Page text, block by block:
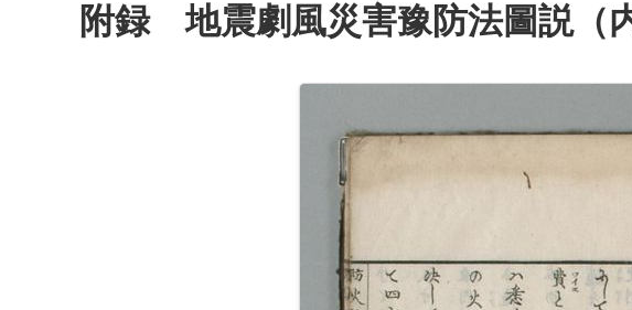
附録 地震劇風災害豫防法圖説（